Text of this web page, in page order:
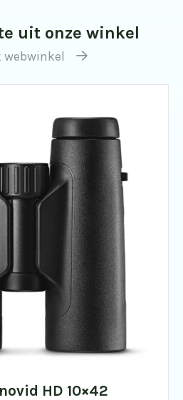
uit onze winkel
webwinkel
HD 10×42